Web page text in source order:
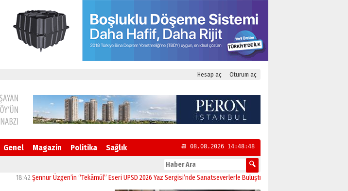
Hesap aç Oturum aç
Genel Magazin Politika Sağlık 📆 08.08.2026 14:48:49
Şennur Üzgen’in “Tekâmül” Eseri UPSD 2026 Yaz Sergisi’nde Sanatseverlerle Buluştu 11:21CHP Kadıköy İlçe